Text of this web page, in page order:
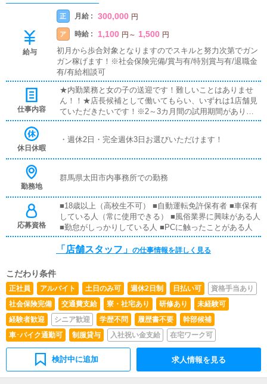
給与
正 月給 : 300,000 円
ア 時給 : 1,100 円 ～ 1,500 円
初月から歩合対象となりますのでスキルと努力次第でガン
ガン稼げます！※社会保険完備/賞与有/特別賞与有/退職金
有/有給相談可
仕事内容
★内勤業務と女の子の送迎です！難しいことはありませ
ん！！★店長候補として働いてもらい、いずれは1店舗見
ていただきたいです！※2～3カ月間の試用期間がありま
す。★店長になっていただけたら売り上げに応じた歩合も
休日休暇
・週休2日・完全週休3日お選びいただけます！
勤務地
群馬県太田市内事務所での勤務
応募資格
■18歳以上（高校生不可） ■自動運転免許保有者 ■車保有
している人（常に使用できる） ■風俗業界に興味がある人
■勤怠がしっかりしている人 ■PCに触ったことがある人
「店舗スタッフ」 の仕事情報を詳しく見る
こだわり条件
正社員 アルバイト 土日のみ可 週休2日制 日払い可
資格手当あり
社会保険完備
交通費支給 寮・社宅あり 研修あり
未経験可
経験者歓迎
シニア歓迎 学歴不問 履歴書不要
幹部候補
車･バイク通勤可
制服貸与 入社祝い金支給 在宅ワーク可
検討中に追加 求人情報を見る